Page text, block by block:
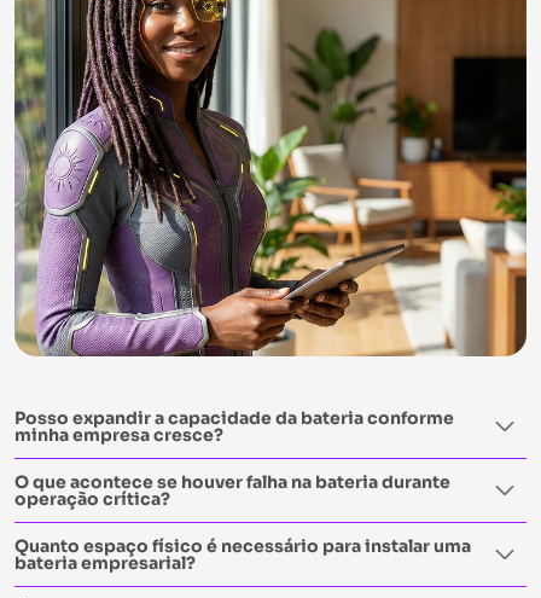
Posso expandir a capacidade da bateria conforme
minha empresa cresce?
O que acontece se houver falha na bateria durante
operação crítica?
Quanto espaço físico é necessário para instalar uma
bateria empresarial?